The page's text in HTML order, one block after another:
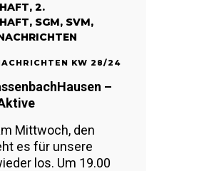
, 2.
, SGM, SVM,
KW 28/24
–
Mittwoch, den
es für unsere
los. Um 19.00